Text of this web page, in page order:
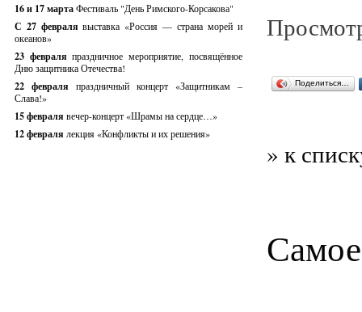
16 и 17 мартаФестиваль "День Римского-Корсакова"
С 27 февралявыставка «Россия — страна морей и
океанов»
23 февраляпраздничное мероприятие, посвящённое
Дню защитника Отечества!
22 февраля праздничный концерт «Защитникам –
Слава!»
15 февраля вечер-концерт «Шрамы на сердце…»
12 февраля лекция «Конфликты и их решения»
Поделиться…
» к